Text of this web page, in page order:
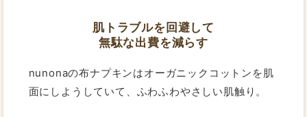
肌トラブルを回避して
無駄な出費を減らす
nunonaの布ナプキンはオーガニックコットンを肌
面にしようしていて、ふわふわやさしい肌触り。